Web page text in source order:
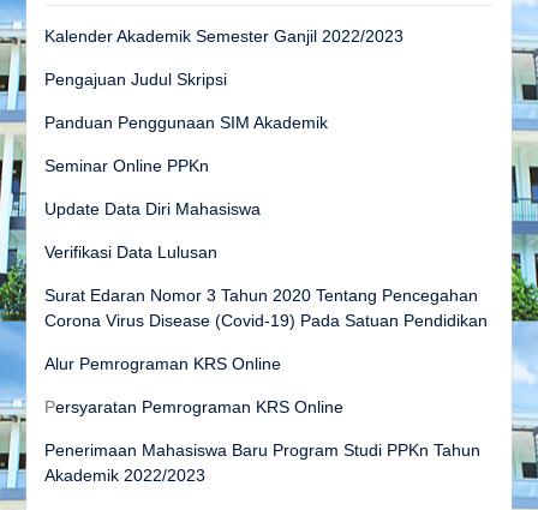
Kalender Akademik Semester Ganjil 2022/2023
Pengajuan Judul Skripsi
Panduan Penggunaan SIM Akademik
Seminar Online PPKn
Update Data Diri Mahasiswa
Verifikasi Data Lulusan
Surat Edaran Nomor 3 Tahun 2020 Tentang Pencegahan
Corona Virus Disease (Covid-19) Pada Satuan Pendidikan
Alur Pemrograman KRS Online
Persyaratan Pemrograman KRS Online
Penerimaan Mahasiswa Baru Program Studi PPKn Tahun
Akademik 2022/2023